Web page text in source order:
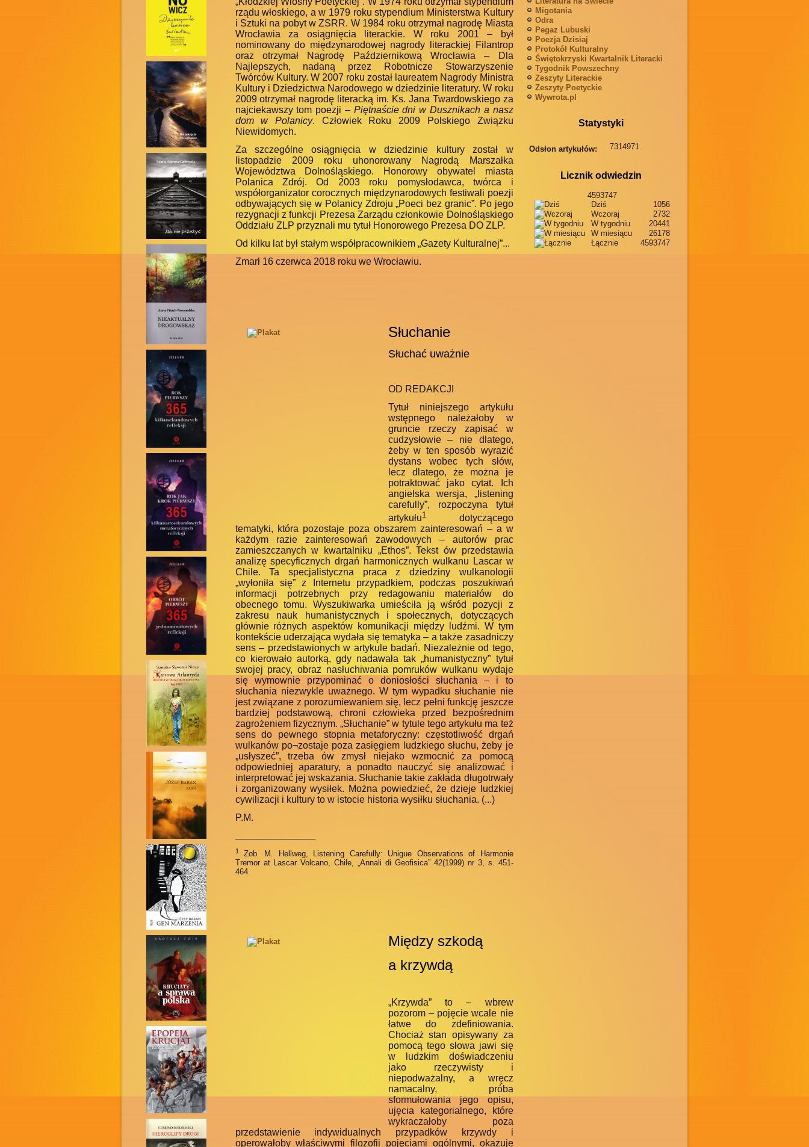
rządu włoskiego, a w 1979 roku stypendium Ministerstwa Kultury
i Sztuki na pobyt w ZSRR. W 1984 roku otrzymał nagrodę Miasta
Wrocławia za osiągnięcia literackie. W roku 2001 – był
nominowany do międzynarodowej nagrody literackiej Filantrop
oraz otrzymał Nagrodę Październikową Wrocławia – Dla
Najlepszych, nadaną przez Robotnicze Stowarzyszenie
Twórców Kultury. W 2007 roku został laureatem Nagrody Ministra
Kultury i Dziedzictwa Narodowego w dziedzinie literatury. W roku
2009 otrzymał nagrodę literacką im. Ks. Jana Twardowskiego za
najciekawszy tom poezji – Piętnaście dni w Dusznikach a nasz
dom w Polanicy. Człowiek Roku 2009 Polskiego Związku
Niewidomych.
Za szczególne osiągnięcia w dziedzinie kultury został w
listopadzie 2009 roku uhonorowany Nagrodą Marszałka
Województwa Dolnośląskiego. Honorowy obywatel miasta
Polanica Zdrój. Od 2003 roku pomysłodawca, twórca i
współorganizator corocznych międzynarodowych festiwali poezji
odbywających się w Polanicy Zdroju „Poeci bez granic”. Po jego
rezygnacji z funkcji Prezesa Zarządu członkowie Dolnośląskiego
Oddziału ZLP przyznali mu tytuł Honorowego Prezesa DO ZLP.
Od kilku lat był stałym współpracownikiem „Gazety Kulturalnej”...
Zmarł 16 czerwca 2018 roku we Wrocławiu.
Słuchanie
Słuchać uważnie
OD REDAKCJI
Tytuł niniejszego artykułu
wstępnego należałoby w
gruncie rzeczy zapisać w
cudzysłowie – nie dlatego,
żeby w ten sposób wyrazić
dystans wobec tych słów,
lecz dlatego, że można je
potraktować jako cytat. Ich
angielska wersja, „listening
carefully”, rozpoczyna tytuł
artykułu1dotyczącego
tematyki, która pozostaje poza obszarem zainteresowań – a w
każdym razie zainteresowań zawodowych – autorów prac
zamieszczanych w kwartalniku „Ethos”. Tekst ów przedstawia
analizę specyficznych drgań harmonicznych wulkanu Lascar w
Chile. Ta specjalistyczna praca z dziedziny wulkanologii
„wyłoniła się” z Internetu przypadkiem, podczas poszukiwań
informacji potrzebnych przy redagowaniu materiałów do
obecnego tomu. Wyszukiwarka umieściła ją wśród pozycji z
zakresu nauk humanistycznych i społecznych, dotyczących
głównie różnych aspektów komunikacji między ludźmi. W tym
kontekście uderzająca wydała się tematyka – a także zasadniczy
sens – przedstawionych w artykule badań. Niezależnie od tego,
co kierowało autorką, gdy nadawała tak „humanistyczny” tytuł
swojej pracy, obraz nasłuchiwania pomruków wulkanu wydaje
się wymownie przypominać o doniosłości słuchania – i to
słuchania niezwykle uważnego. W tym wypadku słuchanie nie
jest związane z porozumiewaniem się, lecz pełni funkcję jeszcze
bardziej podstawową, chroni człowieka przed bezpośrednim
zagrożeniem fizycznym. „Słuchanie” w tytule tego artykułu ma też
sens do pewnego stopnia metaforyczny: częstotliwość drgań
wulkanów po¬zostaje poza zasięgiem ludzkiego słuchu, żeby je
„usłyszeć”, trzeba ów zmysł niejako wzmocnić za pomocą
odpowiedniej aparatury, a ponadto nauczyć się analizować i
interpretować jej wskazania. Słuchanie takie zakłada długotrwały
i zorganizowany wysiłek. Można powiedzieć, że dzieje ludzkiej
cywilizacji i kultury to w istocie historia wysiłku słuchania. (...)
P.M.
1Zob. M. Hellweg, Listening Carefully: Unigue Observations of Harmonie
Tremor at Lascar Volcano, Chile, „Annali di Geofisica” 42(1999) nr 3, s. 451-
464.
Między szkodą
a krzywdą
„Krzywda” to – wbrew
pozorom – pojęcie wcale nie
łatwe do zdefiniowania.
Chociaż stan opisywany za
pomocą tego słowa jawi się
w ludzkim doświadczeniu
jako rzeczywisty i
niepodważalny, a wręcz
namacalny, próba
sformułowania jego opisu,
ujęcia kategorialnego, które
wykraczałoby poza
przedstawienie indywidualnych przypadków krzywdy i
operowałoby właściwymi filozofii pojęciami ogólnymi, okazuje
Migotania
Odra
Pegaz Lubuski
Poezja Dzisiaj
Protokół Kulturalny
Świętokrzyski Kwartalnik Literacki
Tygodnik Powszechny
Zeszyty Literackie
Zeszyty Poetyckie
Wywrota.pl
Statystyki
Odsłon artykułów: 7314971
Licznik odwiedzin
4593747
Dziś
1056
Wczoraj
2732
W tygodniu
20441
W miesiącu
26178
Łącznie
4593747